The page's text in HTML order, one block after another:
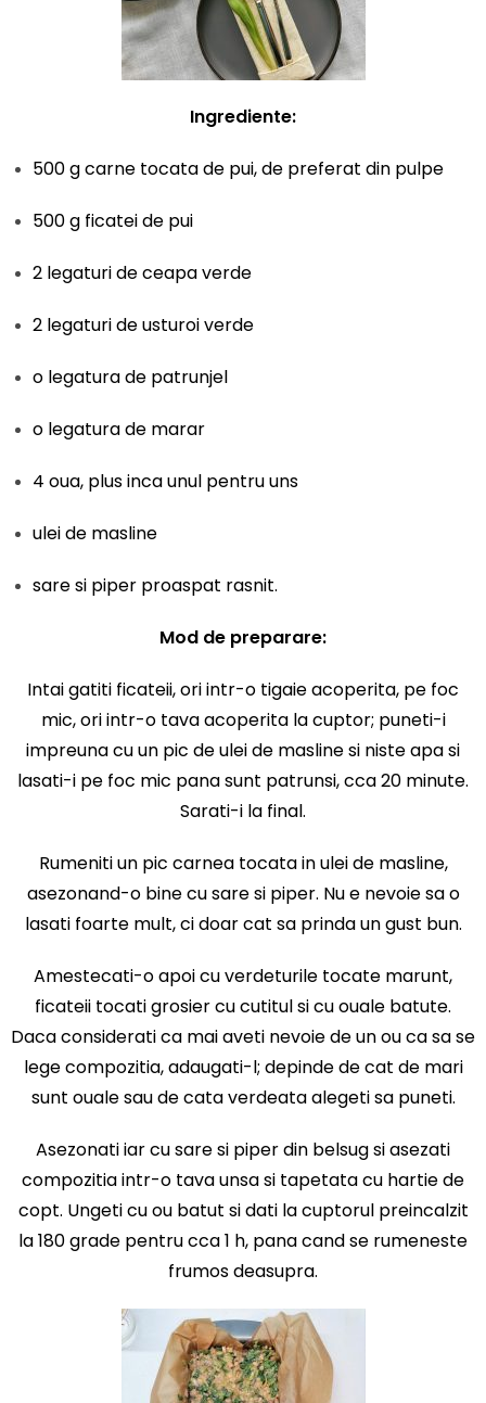
Ingrediente:
500 g carne tocata de pui, de preferat din pulpe
500 g ficatei de pui
2 legaturi de ceapa verde
2 legaturi de usturoi verde
o legatura de patrunjel
o legatura de marar
4 oua, plus inca unul pentru uns
ulei de masline
sare si piper proaspat rasnit.
Mod de preparare:
Intai gatiti ficateii, ori intr-o tigaie acoperita, pe foc
mic, ori intr-o tava acoperita la cuptor; puneti-i
impreuna cu un pic de ulei de masline si niste apa si
lasati-i pe foc mic pana sunt patrunsi, cca 20 minute.
Sarati-i la final.
Rumeniti un pic carnea tocata in ulei de masline,
asezonand-o bine cu sare si piper. Nu e nevoie sa o
lasati foarte mult, ci doar cat sa prinda un gust bun.
Amestecati-o apoi cu verdeturile tocate marunt,
ficateii tocati grosier cu cutitul si cu ouale batute.
Daca considerati ca mai aveti nevoie de un ou ca sa se
lege compozitia, adaugati-l; depinde de cat de mari
sunt ouale sau de cata verdeata alegeti sa puneti.
Asezonati iar cu sare si piper din belsug si asezati
compozitia intr-o tava unsa si tapetata cu hartie de
copt. Ungeti cu ou batut si dati la cuptorul preincalzit
la 180 grade pentru cca 1 h, pana cand se rumeneste
frumos deasupra.